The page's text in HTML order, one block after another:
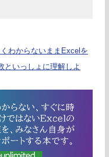
わからないままExcelを
といっしょに理解しよ